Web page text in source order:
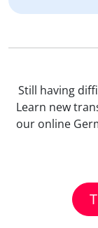
Still having
Learn new
our online